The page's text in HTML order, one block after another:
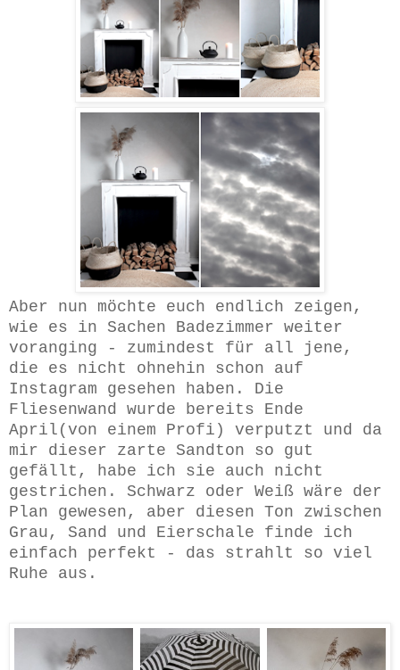
Aber nun möchte euch endlich zeigen,
wie es in Sachen Badezimmer weiter
voranging - zumindest für all jene,
die es nicht ohnehin schon auf
Instagram gesehen haben. Die
Fliesenwand wurde bereits Ende
April(von einem Profi) verputzt und da
mir dieser zarte Sandton so gut
gefällt, habe ich sie auch nicht
gestrichen. Schwarz oder Weiß wäre der
Plan gewesen, aber diesen Ton zwischen
Grau, Sand und Eierschale finde ich
einfach perfekt - das strahlt so viel
Ruhe aus.